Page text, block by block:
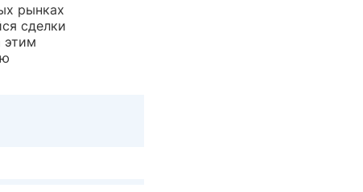
рынках
сделки
этим